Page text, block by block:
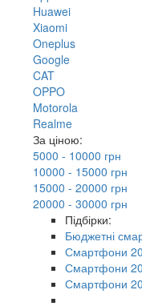
Huawei
Xiaomi
Oneplus
Google
CAT
OPPO
Motorola
Realme
За ціною:
5000 - 10000 грн
10000 - 15000 грн
15000 - 20000 грн
20000 - 30000 грн
Підбірки:
Бюджетні
Смартфони
Смартфони
Смартфони